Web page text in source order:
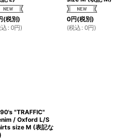
(税別)
: 0円)
0円(税別)
(税込 : 0円)
"TRAFFIC"
/ Oxford L/S
size M (表記な